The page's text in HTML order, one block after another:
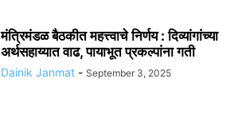
मंत्रिमंडळ बैठकीत महत्त्वाचे निर्णय : दिव्यांगांच्या
अर्थसहाय्यात वाढ, पायाभूत प्रकल्पांना गती
Dainik Janmat - September 3, 2025